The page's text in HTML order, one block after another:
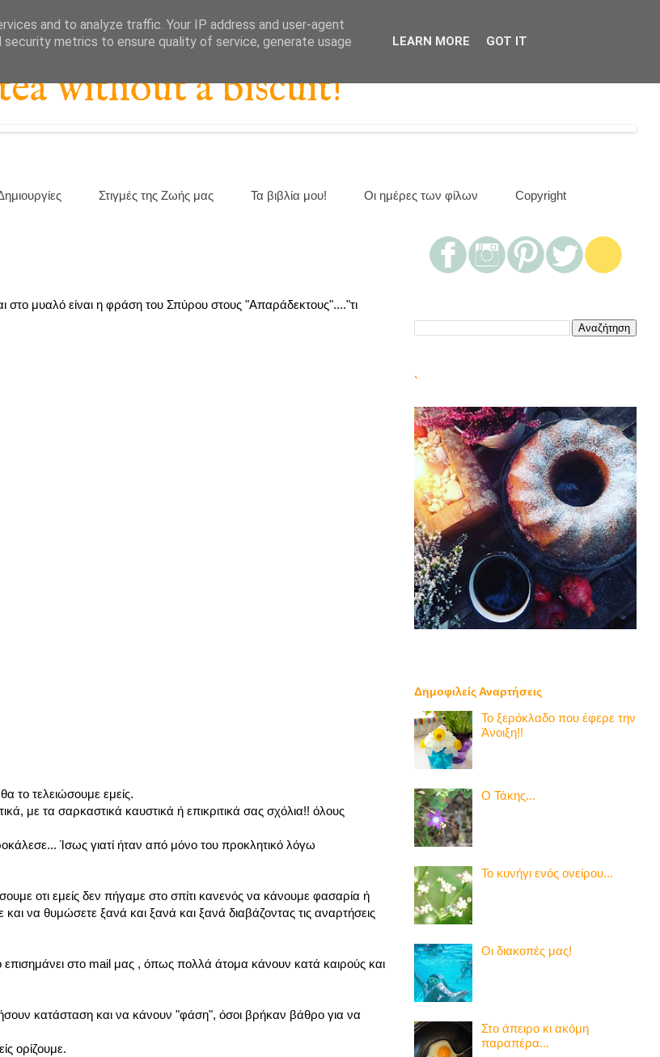
without a biscuit!
Στιγμές της Ζωής μας Τα βιβλία μου! Οι ημέρες των φίλων Copyright
στο μυαλό είναι η φράση του Σπύρου στους "Απαράδεκτους"...."τι
το τελειώσουμε εμείς.
με τα σαρκαστικά καυστικά ή επικριτικά σας σχόλια!! όλους
Ίσως γιατί ήταν από μόνο του προκλητικό λόγω
οτι εμείς δεν πήγαμε στο σπίτι κανενός να κάνουμε φασαρία ή
να θυμώσετε ξανά και ξανά και ξανά διαβάζοντας τις αναρτήσεις
στο mail μας , όπως πολλά άτομα κάνουν κατά καιρούς και
κατάσταση και να κάνουν "φάση", όσοι βρήκαν βάθρο για να
ορίζουμε.
`
Δημοφιλείς Αναρτήσεις
Το ξερόκλαδο που έφερε την
Άνοιξη!!
Ο Τάκης...
Το κυνήγι ενός ονείρου...
Οι διακοπές μας!
Στο άπειρο κι ακόμη
παραπέρα...
and to analyze traffic. Your IP address and user-agent
metrics to ensure quality of service, generate usage
LEARN MORE GOT IT